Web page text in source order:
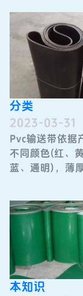
分类
2023-03-31
Pvc输送带​依据
不同颜色(红、
蓝、通明)，薄
本知识